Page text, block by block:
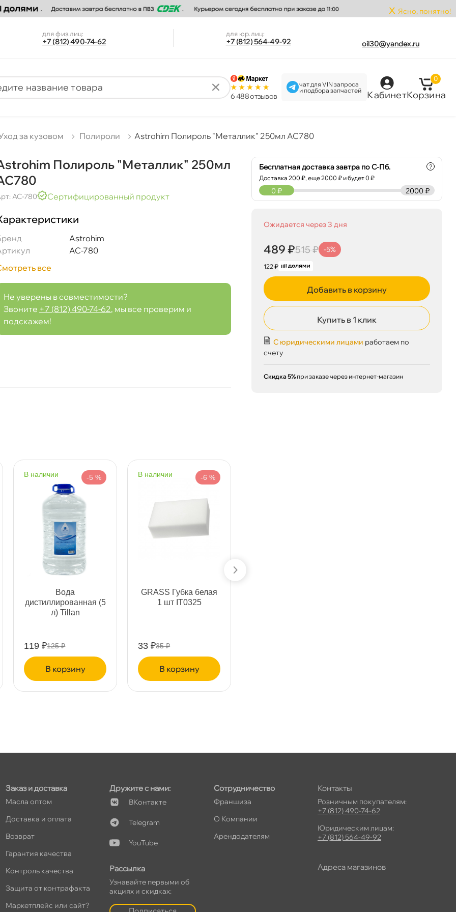
x Ясно, понятно!
для физ.лиц:
+7 (812) 490-74-62
для юр.лиц:
+7 (812) 564-49-92 oil30@yandex.ru
6 488 отзыво
чат для VIN запроса
и подбора запчастей
Кабинет
0
Корзина
за кузовом Полироли Astrohim Полироль "Металлик" 250мл AC780
Полироль "Металлик" 250мл
AC-780 Сертифицированный продукт
Astrohim
AC-780
все
Не уверены в совместимости?
Звоните +7 (812) 490-74-62, мы все проверим и
подскажем!
наличии -5 %
ода
дистиллированная (5
л) Tillan
119 ₽125 ₽
корзину
наличии -6 %
GRASS Губка белая
1 шт IT0325
33 ₽35 ₽
корзину
Бесплатная доставка завтра по С-Пб.
Доставка200 ₽, еще2000 ₽ и будет 0 ₽
?
2000 ₽
0 ₽
Ожидается через 3 дня
489 ₽515 ₽ -5%
122 ₽
Добавить в корзину
Купить в 1 клик
С юридическими лицами работаем по
счету
Скидка 5% при заказе через интернет-магазин
489 ₽
Заказ и доставка
Масла оптом
Доставка и оплата
озврат
Гарантия качества
Контроль качества
Защита от контрафакта
Маркетплейс или сайт?
Дружите с нами:
Контакте
Telegram
YouTube
Рассылка
Узнавайте первыми о
акциях и скидках:
Сотрудничество
Франшиза
О Компании
Арендодателям
Контакты
Розничным покупателям:
+7 (812) 490-74-62
Юридическим лицам:
+7 (812) 564-49-92
Адреса магазино